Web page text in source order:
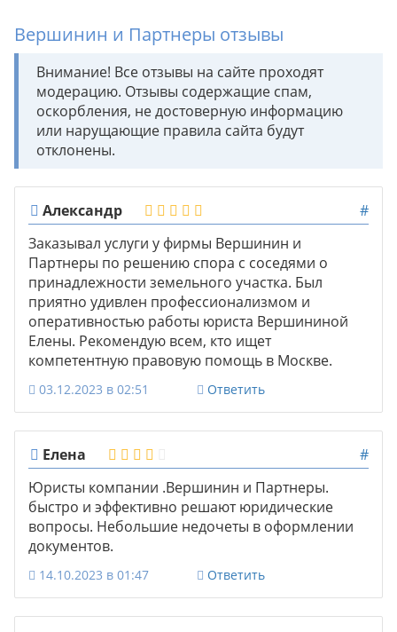
Вершинин и Партнеры отзывы
Внимание! Все отзывы на сайте проходят
модерацию. Отзывы содержащие спам,
оскорбления, не достоверную информацию
или нарущающие правила сайта будут
отклонены.
Александр
#
Заказывал услуги у фирмы Вершинин и
Партнеры по решению спора с соседями о
принадлежности земельного участка. Был
приятно удивлен профессионализмом и
оперативностью работы юриста Вершининой
Елены. Рекомендую всем, кто ищет
компетентную правовую помощь в Москве.
03.12.2023 в 02:51 Ответить
Елена
#
Юристы компании .Вершинин и Партнеры.
быстро и эффективно решают юридические
вопросы. Небольшие недочеты в оформлении
документов.
14.10.2023 в 01:47 Ответить